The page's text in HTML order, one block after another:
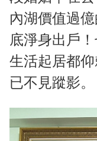
內湖價值過
底淨身出戶
生活起居都
已不見蹤影。